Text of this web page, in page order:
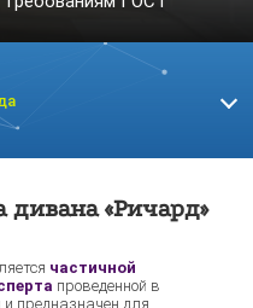
Sony
дивана «Ричард»
частичной
проведенной в
предназначен для